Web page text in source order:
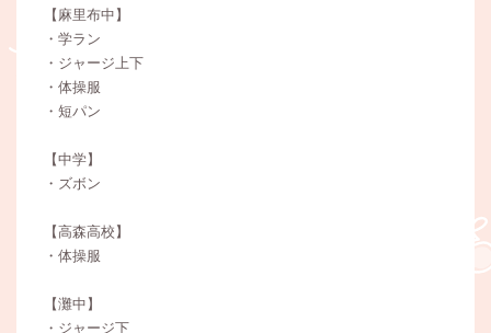
【麻里布中】
・学ラン
・ジャージ上下
・体操服
・短パン
【中学】
・ズボン
【高森高校】
・体操服
【灘中】
・ジャージ下